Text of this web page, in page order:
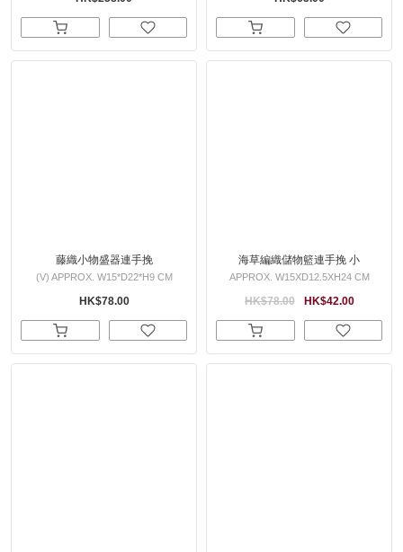
藤織小物盛器連手挽
(V) APPROX. W15*D22*H9 CM
HK$78.00
海草編織儲物籃連手挽 小
APPROX. W15XD12.5XH24 CM
HK$42.00
HK$78.00